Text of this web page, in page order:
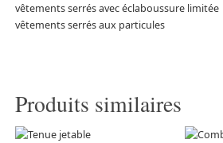
vêtements serrés avec éclaboussure limitée
vêtements serrés aux particules
Produits similaires